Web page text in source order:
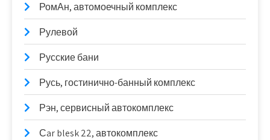
РомАн, автомоечный комплекс
Рулевой
Русские бани
Русь, гостинично-банный комплекс
Рэн, сервисный автокомплекс
Сar blesk 22, автокомплекс